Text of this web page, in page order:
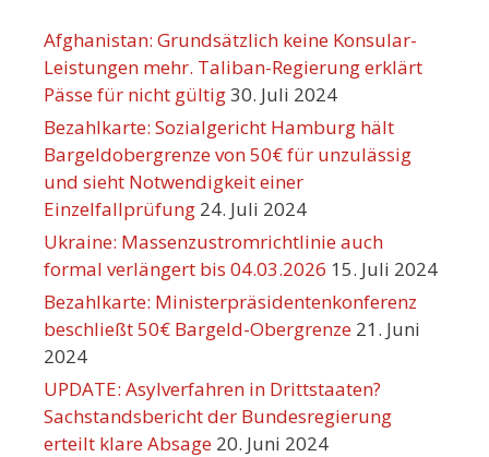
Afghanistan: Grundsätzlich keine Konsular-
Leistungen mehr. Taliban-Regierung erklärt
Pässe für nicht gültig30. Juli 2024
Bezahlkarte: Sozialgericht Hamburg hält
Bargeldobergrenze von 50€ für unzulässig
und sieht Notwendigkeit einer
Einzelfallprüfung 24. Juli 2024
Ukraine: Massenzustromrichtlinie auch
formal verlängert bis 04.03.2026 15. Juli 2024
Bezahlkarte: Ministerpräsidentenkonferenz
beschließt 50€ Bargeld-Obergrenze 21. Juni
2024
UPDATE: Asylverfahren in Drittstaaten?
Sachstandsbericht der Bundesregierung
erteilt klare Absage 20. Juni 2024